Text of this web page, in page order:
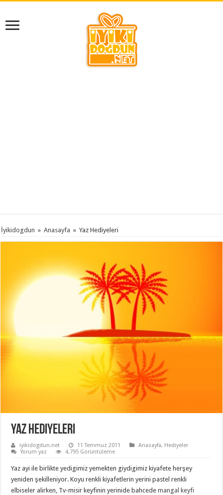
İyikidogdun » Anasayfa » Yaz Hediyeleri
Yaz Hediyeleri
iyikidogdun.net 11 Temmuz 2011 Anasayfa, Hediyeler
Yorum yaz
4,795 Görüntüleme
Yaz ayi ile birlikte yedigimiz yemekten giydigimiz kiyafete herşey
yeniden şekilleniyor. Koyu renkli kiyafetlerin yerini pastel renkli
elbiseler alirken, Tv-misir keyfinin yerinide bahcede mangal keyfi